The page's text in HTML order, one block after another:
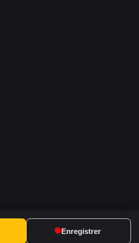
Enregistrer
2.228.1